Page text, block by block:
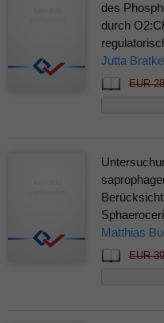
des
durch
Jutta Bratke
EUR
Matthias
EUR